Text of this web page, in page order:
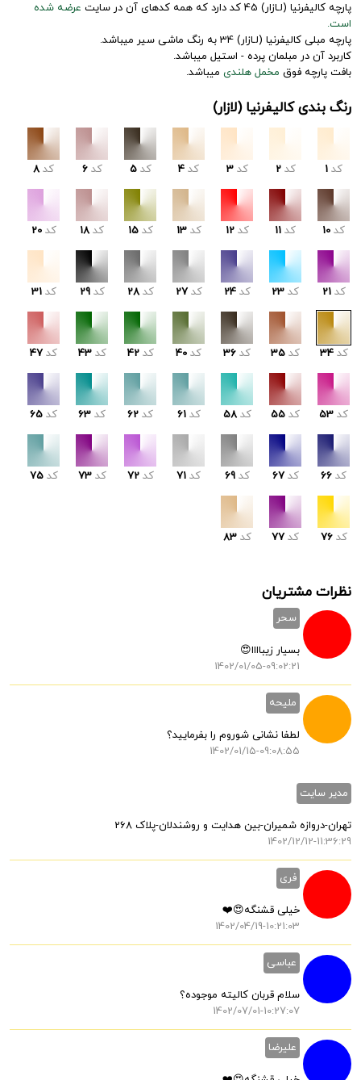
پارچه کالیفرنیا (لـازار) 45 کد دارد که همه کدهای آن در سایت
عرضه شده
است.
پارچه مبلی کالیفرنیا (لـازار) 34 به رنگ ماشی سیر میباشد.
کاربرد آن در مبلمان پرده - استیل میباشد.
بافت پارچه فوق مخمل هلندی میباشد.
رنگ بندی کالیفرنیا (لازار)
کد 1 کد 2 کد 3 کد 4 کد 5 کد 6 کد 8
کد 10 کد 11 کد 12 کد 13 کد 15 کد 18 کد 20
کد 21 کد 23 کد 24 کد 27 کد 28 کد 29 کد 31
کد 34 کد 35 کد 36 کد 40 کد 42 کد 43 کد 47
کد 53 کد 55 کد 58 کد 61 کد 62 کد 63 کد 65
کد 66 کد 67 کد 69 کد 71 کد 72 کد 73 کد 75
کد 76 کد 77 کد 83
نظرات مشتریان
سحر
بسیار زیباااا😍
1402/01/05-09:02:21
ملیحه
لطفا نشانی شوروم را بفرمایید؟
1402/01/15-09:08:55
مدیر سایت
تهران-دروازه شمیران-بین هدایت و روشندلان-پلاک 268
1402/12/12-11:36:29
فری
خیلی قشنگه😍❤️
1402/04/19-10:21:03
عباسی
سلام قربان کالیته موجوده؟
1402/07/01-10:27:07
علیرضا